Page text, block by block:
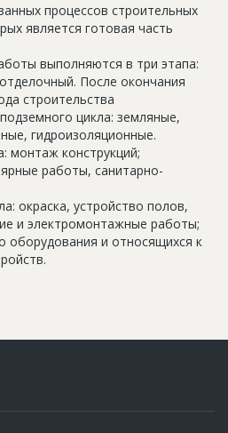
процессов строительных
является готовая часть
выполняются в три этапа:
После окончания
строительства
цикла: земляные,
гидроизоляционные.
монтаж конструкций;
работы, санитарно-
окраска, устройство полов,
и электромонтажные работы;
оборудования и относящихся к